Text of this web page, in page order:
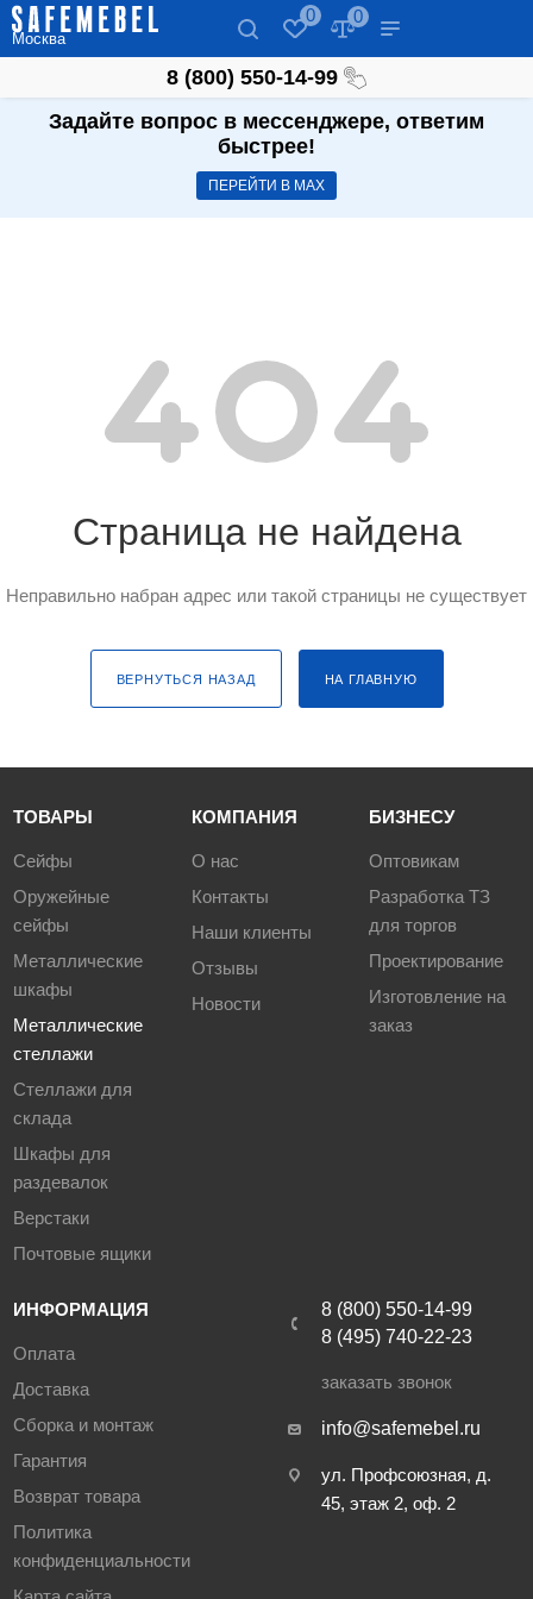
Москва
0 0
8 (800) 550-14-99
Задайте вопрос в мессенджере, ответим
быстрее!
ПЕРЕЙТИ В МАХ
Страница не найдена
Неправильно набран адрес или такой страницы не существует
ВЕРНУТЬСЯ НАЗАД НА ГЛАВНУЮ
ТОВАРЫ
Сейфы
Оружейные
сейфы
Металлические
шкафы
Металлические
стеллажи
Стеллажи для
склада
Шкафы для
раздевалок
Верстаки
Почтовые ящики
КОМПАНИЯ
О нас
Контакты
Наши клиенты
Отзывы
Новости
БИЗНЕСУ
Оптовикам
Разработка ТЗ
для торгов
Проектирование
Изготовление на
заказ
ИНФОРМАЦИЯ
Оплата
Доставка
Сборка и монтаж
Гарантия
Возврат товара
Политика
конфиденциальности
8 (800) 550-14-99
8 (495) 740-22-23
заказать звонок
info@safemebel.ru
ул. Профсоюзная, д.
45, этаж 2, оф. 2